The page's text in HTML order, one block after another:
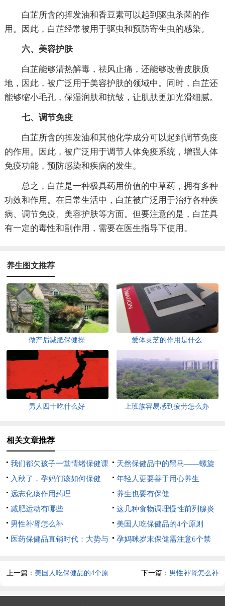
白芷所含的挥发油和香豆素可以起到驱虫杀菌的作
用。因此，白芷经常被用于驱虫和预防寄生虫的感染。
六、美容护肤
白芷能够清热解毒，祛风止痛，还能够改善皮肤质
地，因此，被广泛用于美容护肤的领域中。同时，白芷还
能够缩小毛孔，保湿润肤和抗皱，让肌肤更加光滑细腻。
七、调节免疫
白芷所含的挥发油和其他化学成分可以起到调节免疫
的作用。因此，被广泛用于调节人体免疫系统，增强人体
免疫功能，预防感染和疾病的发生。
总之，白芷是一种极具药用价值的中草药，拥有多种
功效和作用。在日常生活中，白芷被广泛用于治疗各种疾
病、调节免疫、美容护肤等方面。但要注意的是，白芷具
有一定的毒性和副作用，需要在医生指导下使用。
养生图文推荐
做产后减肥保健操 爱体灵芝的作用是什么
男人四十吃什么好 上班族容易感到疲劳怎么办
相关文章推荐
我们都欠孩子一堂情绪保健课
天然保健品中的黑马——螺旋
藻
入秋了，孕妈们该如何保健
呢？
年轻人更要善于用心养生
远志化痰作用药理
养生也要有保健
减肥运动有哪些
这几种食物调理慢性前列腺炎
疾病
男性补肾怎么补
美国人吃保健品的4个原则
医药保健品直销时代：大势与
孕妈咪岁末保健需注意6个禁
上一篇： 美国人吃保健品的4个原 下一篇： 男性补肾怎么补